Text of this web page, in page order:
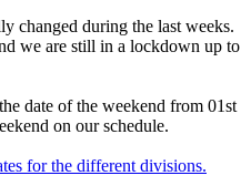
changed during the last weeks.
we are still in a lockdown up to
date of the weekend from 01st
on our schedule.
for the different divisions.